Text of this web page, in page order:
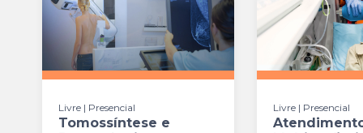
Livre | Presencial
Tomossíntese e
Livre | Presencial